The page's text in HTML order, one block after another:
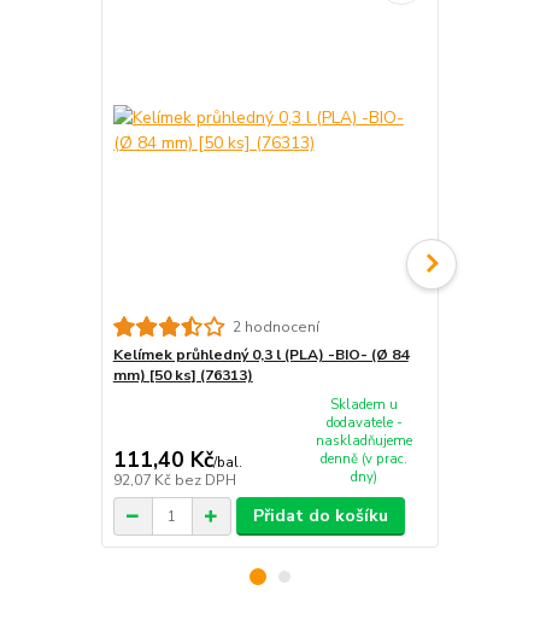
2 hodnocení
Kelímek průhledný 0,3 l (PLA) -BIO- (Ø 84
mm) [50 ks] (76313)
111,40 Kč/bal.
92,07 Kč bez DPH
Skladem u
dodavatele -
naskladňujeme
denně (v prac.
dny)
Přidat do košíku